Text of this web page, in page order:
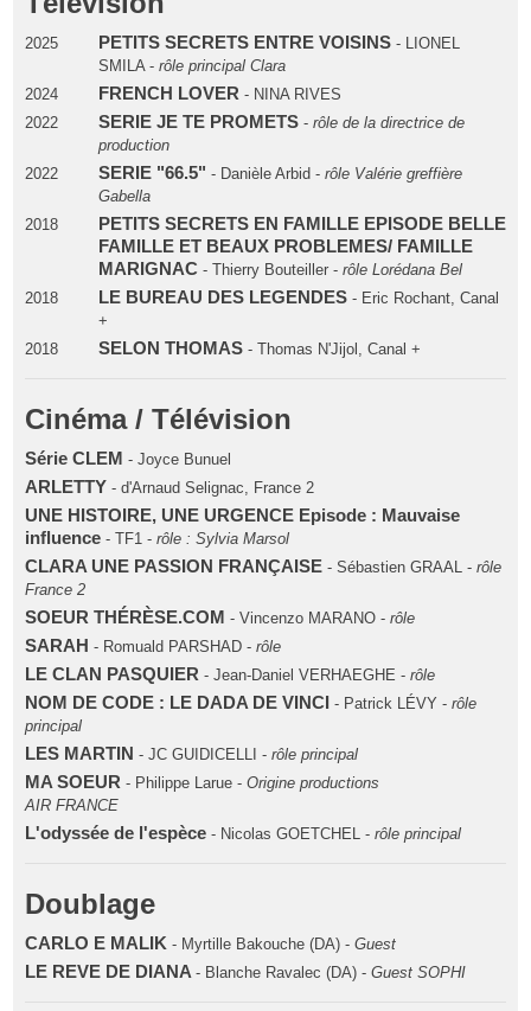
2025 PETITS SECRETS ENTRE VOISINS - LIONEL
SMILA - rôle principal Clara
2024
FRENCH LOVER- NINA RIVES
2022
SERIE JE TE PROMETS- rôle de la directrice de
production
2022
SERIE "66.5" - Danièle Arbid - rôle Valérie greffière
Gabella
2018
PETITS SECRETS EN FAMILLE EPISODE BELLE
FAMILLE ET BEAUX PROBLEMES/ FAMILLE
MARIGNAC- Thierry Bouteiller - rôle Lorédana Bel
2018
LE BUREAU DES LEGENDES- Eric Rochant, Canal
+
2018
SELON THOMAS- Thomas N'Jijol, Canal +
Cinéma / Télévision
Série CLEM - Joyce Bunuel
ARLETTY - d'Arnaud Selignac, France 2
UNE HISTOIRE, UNE URGENCE Episode : Mauvaise
influence - TF1 -rôle : Sylvia Marsol
CLARA UNE PASSION FRANÇAISE - Sébastien GRAAL -rôle
France 2
SOEUR THÉRÈSE.COM - Vincenzo MARANO -rôle
SARAH - Romuald PARSHAD -rôle
LE CLAN PASQUIER - Jean-Daniel VERHAEGHE -rôle
NOM DE CODE : LE DADA DE VINCI- Patrick LÉVY -rôle
principal
LES MARTIN- JC GUIDICELLI -rôle principal
MA SOEUR - Philippe Larue -Origine productions
AIR FRANCE
L'odyssée de l'espèce - Nicolas GOETCHEL -rôle principal
Doublage
CARLO E MALIK - Myrtille Bakouche (DA) -Guest
LE REVE DE DIANA- Blanche Ravalec (DA) -Guest SOPHI